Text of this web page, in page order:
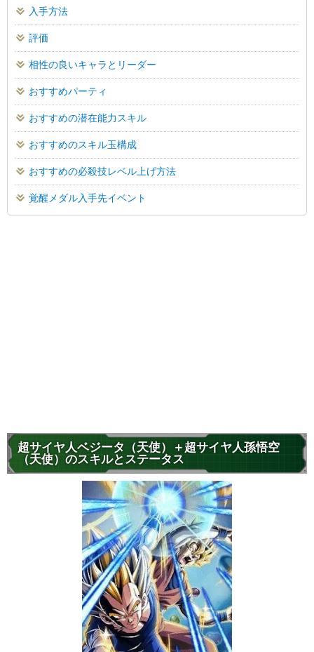
入手方法
評価
相性の良いキャラとリーダー
おすすめパーティ
おすすめの潜在能力スキル
おすすめのスキル玉構成
おすすめの必殺技レベル上げ方法
覚醒メダル入手先イベント
超サイヤ人ベジータ（天使）＋超サイヤ人孫悟空
（天使）のスキルとステータス